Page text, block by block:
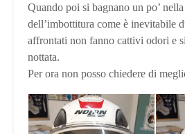
Quando poi si bagnano un po’
dell’imbottitura come è inevitabile
affrontati non fanno cattivi odori e
nottata.
Per ora non posso chiedere di